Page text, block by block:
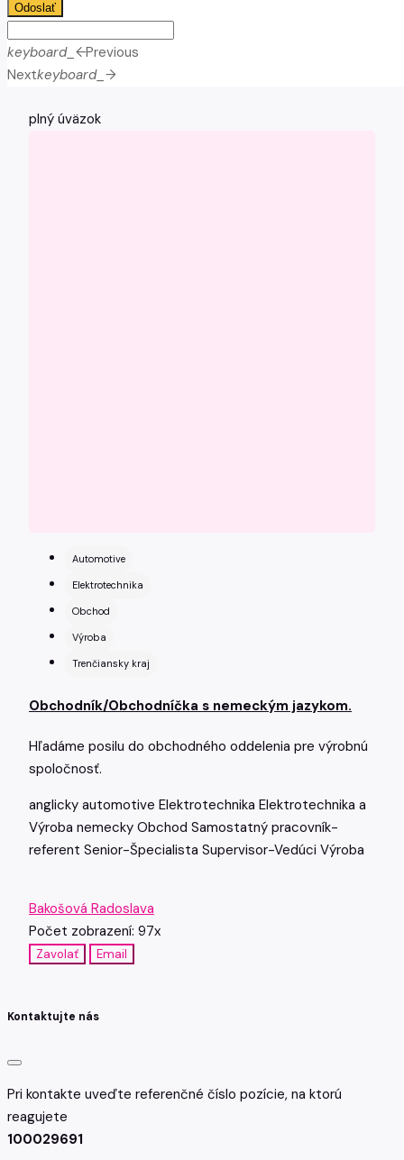
Odoslať
keyboard_arrow_leftPrevious
Nextkeyboard_arrow_right
plný úväzok
Automotive
Elektrotechnika
Obchod
Výroba
Trenčiansky kraj
Obchodník/Obchodníčka s nemeckým jazykom.
Hľadáme posilu do obchodného oddelenia pre výrobnú
spoločnosť.
anglicky automotive Elektrotechnika Elektrotechnika a
Výroba nemecky Obchod Samostatný pracovník-
referent Senior-Špecialista Supervisor-Vedúci Výroba
Bakošová Radoslava
Počet zobrazení: 97x
Zavolať Email
Kontaktujte nás
Pri kontakte uveďte referenčné číslo pozície, na ktorú
reagujete
100029691